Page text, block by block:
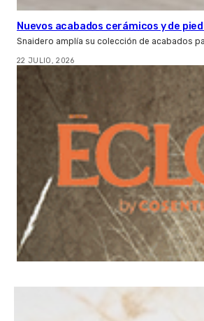
Nuevos acabados cerámicos y de
Snaidero amplía su colección de acabados
22 JULIO, 2026